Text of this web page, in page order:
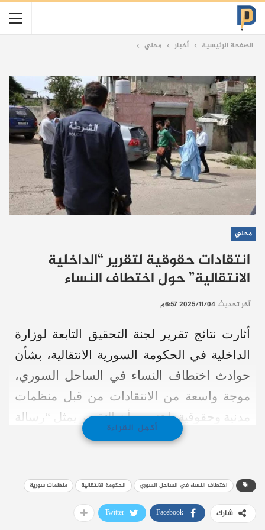
الصفحة الرئيسية أخبار محلي
محلي
انتقادات حقوقية لتقرير “الداخلية
الانتقالية” حول اختطاف النساء
آخر تحديث 2025/11/04 6:57م
أثارت نتائج تقرير لجنة التحقيق التابعة لوزارة
الداخلية في الحكومة السورية الانتقالية، بشأن
حوادث اختطاف النساء في الساحل السوري،
موجة واسعة من الانتقادات من قبل منظمات
مدنية وحقوقية، اعتبرت أن التقرير يمثل “رسالة
مشجعة للمجرمين” ويعكس “تقصيراً حكومياً
وقالت المنظمات، في بيان مشترك وقّعته
حملات ومنظمات سورية بارزة منها “وينن”،
أكمل القراءة
اختطاف النساء في الساحل السوري الحكومة الانتقالية منظمات سورية
شارك Facebook
Twitter